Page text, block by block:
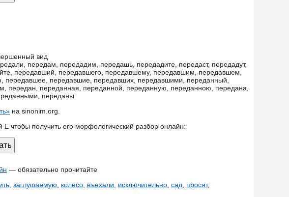
вид
передам, передадим, передашь, передадите, передаст, передадут,
передавший, передавшего, передавшему, передавшим, передавшем,
передавшие, передавших, передавшими, переданный,
передан, переданная, переданной, переданную, переданною, передана,
переданы
на sinonim.org.
чтобы получить его морфологический разбор онлайн:
— обязательно прочитайте
заглушаемую колесо въехали исключительно сад просят,